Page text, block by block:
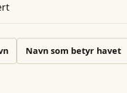
Navn som betyr havet